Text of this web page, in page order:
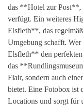
das **Hotel zur Post**,
verfügt. Ein weiteres
Elsfleth**, das
Umgebung schafft.
Elsfleth** den
das
Flair, sondern auch
bietet. Eine Fotobox ist
Locations und sorgt für